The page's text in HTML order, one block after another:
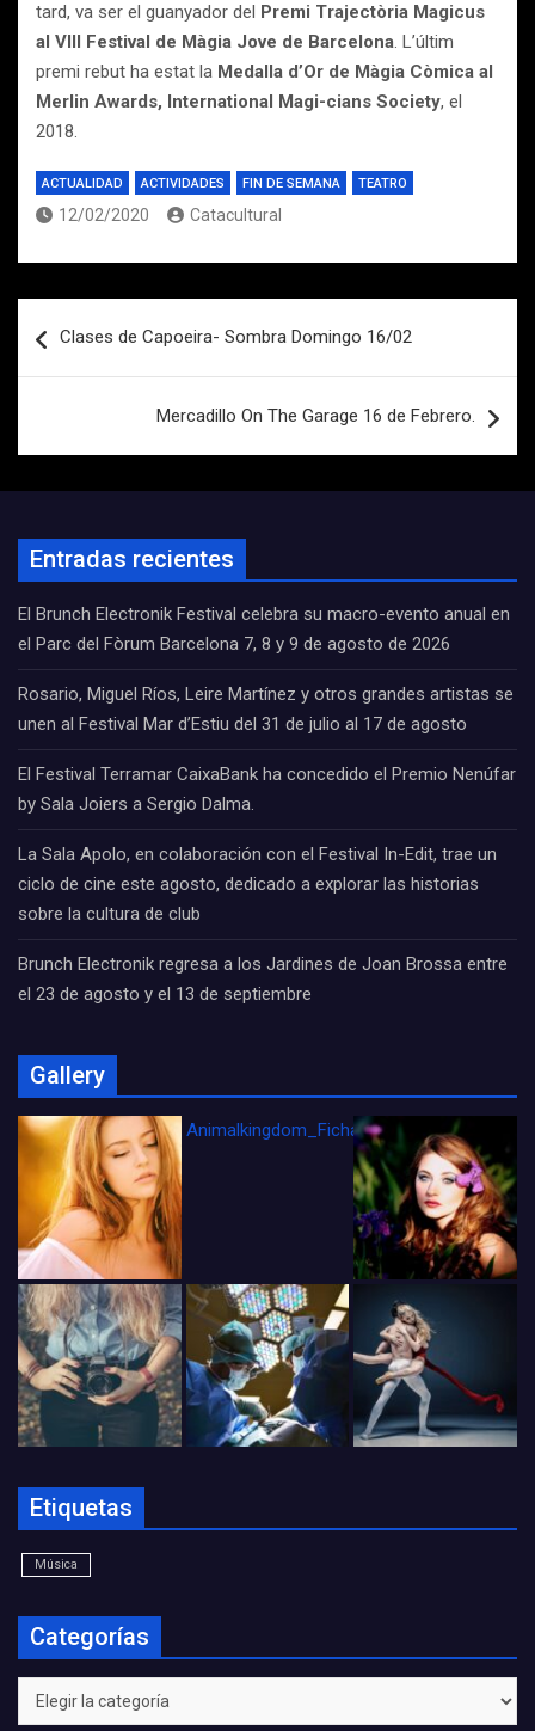
tard, va ser el guanyador del Premi Trajectòria Magicus
al VIII Festival de Màgia Jove de Barcelona. L’últim
premi rebut ha estat la Medalla d’Or de Màgia Còmica al
Merlin Awards, International Magi-cians Society, el
2018.
ACTUALIDAD ACTIVIDADES FIN DE SEMANA TEATRO
12/02/2020 Catacultural
de
Clases de Capoeira- Sombra Domingo 16/02
Mercadillo On The Garage 16 de Febrero.
Entradas recientes
El Brunch Electronik Festival celebra su macro-evento anual en
el Parc del Fòrum Barcelona 7, 8 y 9 de agosto de 2026
Rosario, Miguel Ríos, Leire Martínez y otros grandes artistas se
unen al Festival Mar d’Estiu del 31 de julio al 17 de agosto
El Festival Terramar CaixaBank ha concedido el Premio Nenúfar
by Sala Joiers a Sergio Dalma.
La Sala Apolo, en colaboración con el Festival In-Edit, trae un
ciclo de cine este agosto, dedicado a explorar las historias
sobre la cultura de club
Brunch Electronik regresa a los Jardines de Joan Brossa entre
el 23 de agosto y el 13 de septiembre
Gallery
Animalkingdom_FichaCine
Etiquetas
Música
Categorías
Categorías